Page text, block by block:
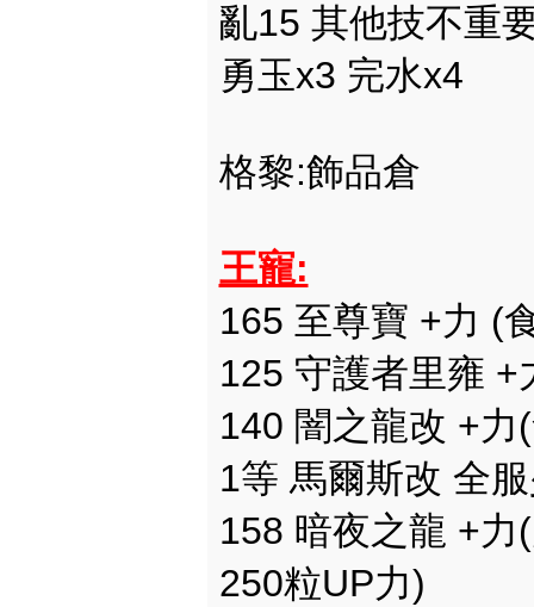
亂15 其他技不重
勇玉x3 完水x4
格黎:飾品倉
王寵:
165 至尊寶 +力 (
125 守護者里雍
140 闇之龍改 +
1等 馬爾斯
158 暗夜之龍 +
250粒UP力)